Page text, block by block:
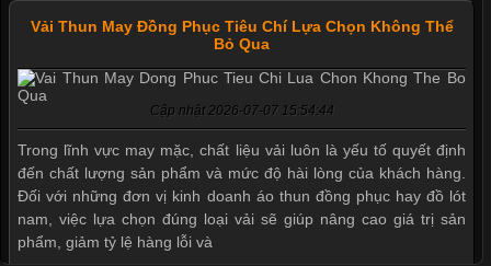
Vải Thun May Đồng Phục Tiêu Chí Lựa Chọn Không Thể
Bỏ Qua
Cập nhật 2026-07-07 15:54:44
Trong lĩnh vực may mặc, chất liệu vải luôn là yếu tố quyết định
đến chất lượng sản phẩm và mức độ hài lòng của khách hàng.
Đối với những đơn vị kinh doanh áo thun đồng phục hay đồ lót
nam, việc lựa chọn đúng loại vải sẽ giúp nâng cao giá trị sản
phẩm, giảm tỷ lệ hàng lỗi và
Mẫu quần short quần lót nam nữ hè thu 2017
Thị hiều quần lót nam bơi lội nam và nữ 2017
Xu hướng thời trang trẻ và quần lót nam giá sỉ